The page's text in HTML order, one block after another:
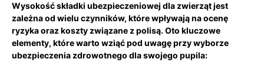
Wysokość składki ubezpieczeniowej dla zwierząt jest
zależna od wielu czynników, które wpływają na ocenę
ryzyka oraz⁣ koszty związane z ​polisą. ⁤Oto kluczowe ​
elementy, które warto wziąć pod uwagę przy wyborze
ubezpieczenia zdrowotnego dla swojego pupila: